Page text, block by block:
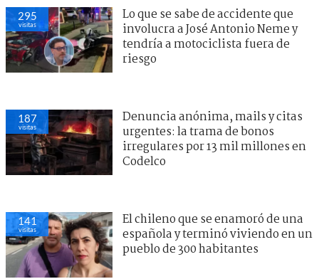
295
visitas
Lo que se sabe de accidente que
involucra a José Antonio Neme y
tendría a motociclista fuera de
riesgo
187
visitas
Denuncia anónima, mails y citas
urgentes: la trama de bonos
irregulares por 13 mil millones en
Codelco
141
visitas
El chileno que se enamoró de una
española y terminó viviendo en un
pueblo de 300 habitantes